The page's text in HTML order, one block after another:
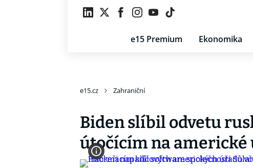
e15 Premium Ekonomika
e15.cz Zahraniční
Biden slíbil odvetu
útočícím na americké